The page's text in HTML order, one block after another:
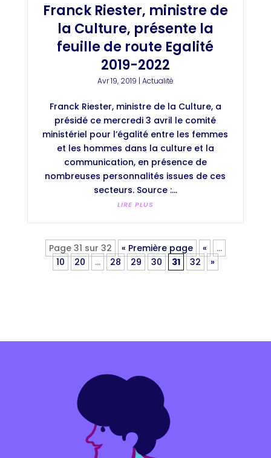
Franck Riester, ministre de
la Culture, présente la
feuille de route Egalité
2019-2022
Avr 19, 2019 | Actualité
Franck Riester, ministre de la Culture, a
présidé ce mercredi 3 avril le comité
ministériel pour l’égalité entre les femmes
et les hommes dans la culture et la
communication, en présence de
nombreuses personnalités issues de ces
secteurs. Source :...
LIRE PLUS
Page 31 sur 32 « Première page «
…
10
20 … 28 29 30 31 32 »